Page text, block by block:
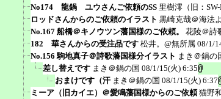
No174 龍鍋 ユウさんご依頼のSS 里樹澪（旧：
ロッドさんからのご依頼のイラスト 黒崎克哉＠海法
No.167 船橋＠キノウツン藩国様のご依頼。
花陵＠詩
182 華さんからの受注品です 松井。@無所属 08/1/
No.156 駒地真子＠詩歌藩国様分イラスト まき＠鍋の
差し替えです まき＠鍋の国 08/1/15(火) 6:35
おまけです（汗 まき＠鍋の国 08/1/15(火) 6:37
ミーア（旧カイエ）＠愛鳴藩国様からのご依頼 猫野